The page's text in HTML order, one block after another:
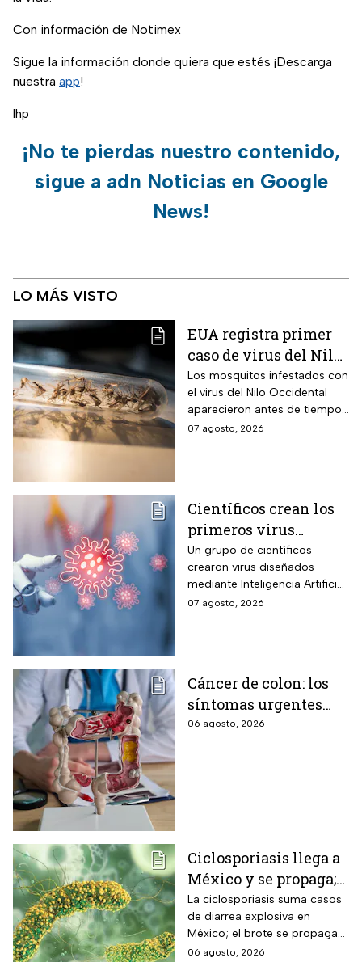
Con información de Notimex
Sigue la información donde quiera que estés ¡Descarga
nuestra app!
lhp
¡No te pierdas nuestro contenido,
sigue a adn Noticias en Google
News!
LO MÁS VISTO
EUA registra primer
caso de virus del Nilo
Occidental de 2026
Los mosquitos infestados con
el virus del Nilo Occidental
aparecieron antes de tiempo
en EUA; ya se registró el
07 agosto, 2026
Científicos crean los
primeros virus
diseñados por la IA,
¿son peligrosos para
los humanos?
Un grupo de científicos
crearon virus diseñados
mediante Inteligencia Artificial
pero se han encendido las
07 agosto, 2026
Cáncer de colon: los
síntomas urgentes
que te advierten que
06 agosto, 2026
Ciclosporiasis llega a
México y se propaga;
activan protocolos
para revisar frutas y
verduras
La ciclosporiasis suma casos
de diarrea explosiva en
México; el brote se propaga
en el territorio nacional
06 agosto, 2026